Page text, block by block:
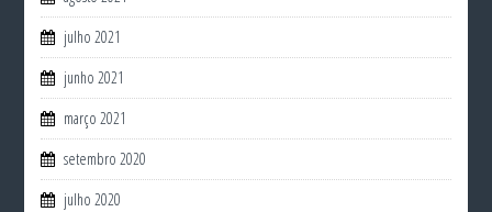
julho 2021
junho 2021
março 2021
setembro 2020
julho 2020